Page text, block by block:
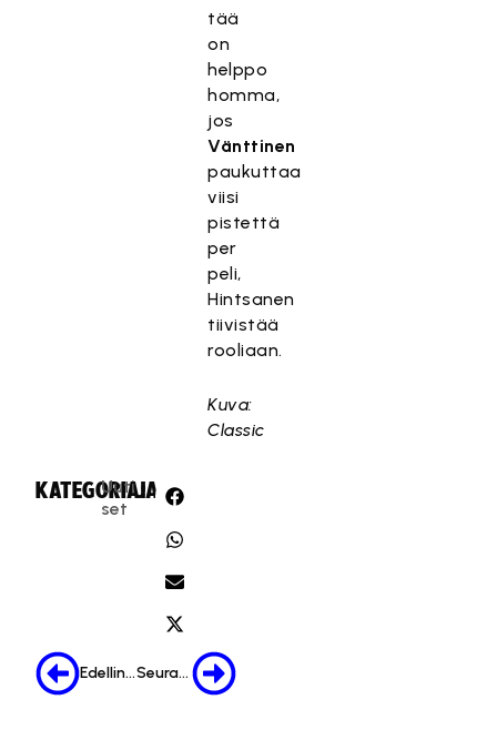
tää
on
helppo
homma,
jos
Vänttinen
paukuttaa
viisi
pistettä
per
peli,
Hintsanen
tiivistää
rooliaan.
Kuva:
Classic
KATEGORIA:
Uuti
set
JAA:
Edellinen Seuraava